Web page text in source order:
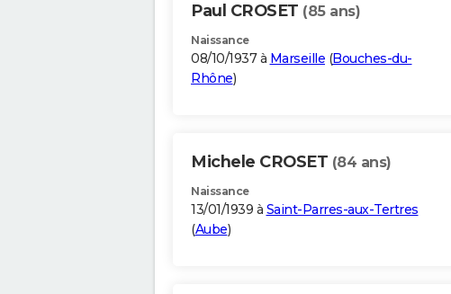
Paul CROSET (85 ans)
Naissance
08/10/1937 à Marseille (Bouches-du-
Rhône)
Michele CROSET (84 ans)
Naissance
13/01/1939 à Saint-Parres-aux-Tertres
(Aube)